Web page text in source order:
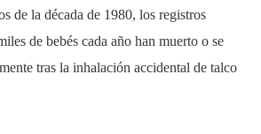
de la década de 1980, los registros
de bebés cada año han muerto o se
tras la inhalación accidental de talco